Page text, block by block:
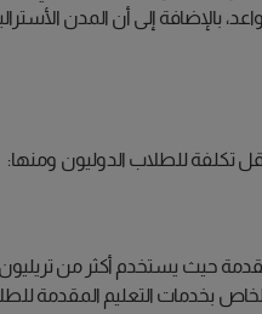
بالإضافة إلى أن المدن
تكلفة للطلاب الدوليون ومنها:
أنها تتميز بتقنياتها المتقدمة حيث يستخدم
بخدمات التعليم المقدمة